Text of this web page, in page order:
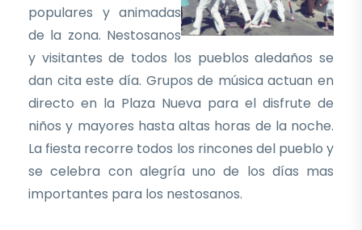
populares y animadas
de la zona. Nestosanos
y visitantes de todos los pueblos aledaños se
dan cita este día. Grupos de música actuan en
directo en la Plaza Nueva para el disfrute de
niños y mayores hasta altas horas de la noche.
La fiesta recorre todos los rincones del pueblo y
se celebra con alegría uno de los días mas
importantes para los nestosanos.